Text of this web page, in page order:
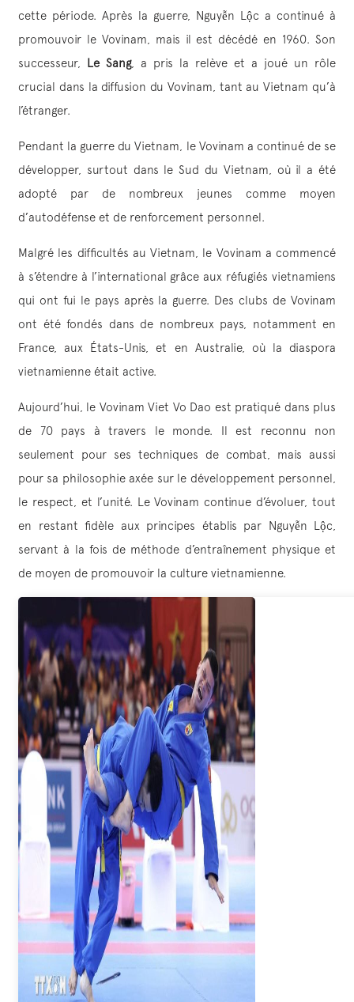
cette période. Après la guerre, Nguyễn Lộc a continué à
promouvoir le Vovinam, mais il est décédé en 1960. Son
successeur, Le Sang, a pris la relève et a joué un rôle
crucial dans la diffusion du Vovinam, tant au Vietnam qu’à
l’étranger.
Pendant la guerre du Vietnam, le Vovinam a continué de se
développer, surtout dans le Sud du Vietnam, où il a été
adopté par de nombreux jeunes comme moyen
d’autodéfense et de renforcement personnel.
Malgré les difficultés au Vietnam, le Vovinam a commencé
à s’étendre à l’international grâce aux réfugiés vietnamiens
qui ont fui le pays après la guerre. Des clubs de Vovinam
ont été fondés dans de nombreux pays, notamment en
France, aux États-Unis, et en Australie, où la diaspora
vietnamienne était active.
Aujourd’hui, le Vovinam Viet Vo Dao est pratiqué dans plus
de 70 pays à travers le monde. Il est reconnu non
seulement pour ses techniques de combat, mais aussi
pour sa philosophie axée sur le développement personnel,
le respect, et l’unité. Le Vovinam continue d’évoluer, tout
en restant fidèle aux principes établis par Nguyễn Lộc,
servant à la fois de méthode d’entraînement physique et
de moyen de promouvoir la culture vietnamienne.